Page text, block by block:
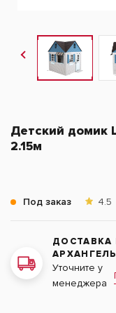
Детский домик
2.15м
Под заказ 4.5
ДОСТАВКА
Уточните у
менеджера